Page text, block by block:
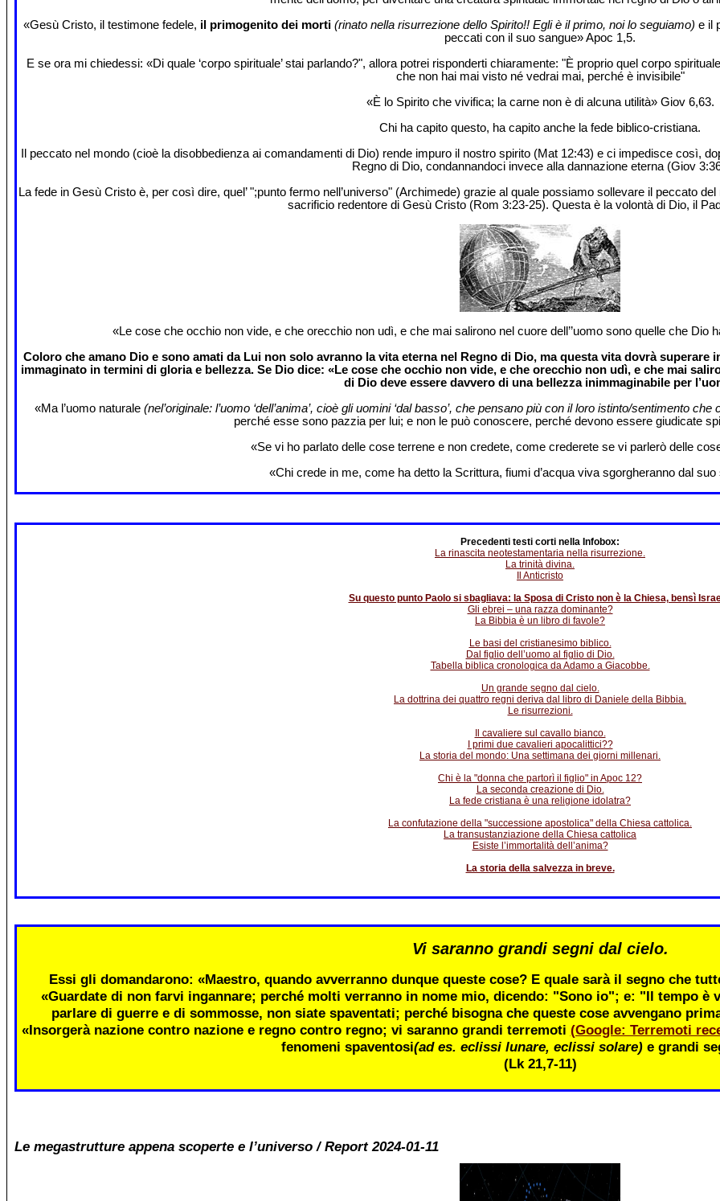
«Gesù Cristo, il testimone fedele, il primogenito dei morti(rinato nella risurrezione dello Spirito!! Egli è il primo, noi lo seguiamo) e il
peccati con il suo sangue» Apoc 1,5.
E se ora mi chiedessi: «Di quale ‘corpo spirituale’ stai parlando?", allora potrei risponderti chiaramente: "È proprio quel corpo
che non hai mai visto né vedrai mai, perché è invisibile"
«È lo Spirito che vivifica; la carne non è di alcuna utilità» Giov 6,63.
Chi ha capito questo, ha capito anche la fede biblico-cristiana.
Il peccato nel mondo (cioè la disobbedienza ai comandamenti di Dio) rende impuro il nostro spirito (Mat 12:43) e ci impedisce così,
Regno di Dio, condannandoci invece alla dannazione eterna (Giov
La fede in Gesù Cristo è, per così dire, quel’ ";punto fermo nell’universo" (Archimede) grazie al quale possiamo sollevare il peccato
sacrificio redentore di Gesù Cristo (Rom 3:23-25). Questa è la volontà di Dio, il
«Le cose che occhio non vide, e che orecchio non udì, e che mai salirono nel cuore dell’’uomo sono quelle che Dio
Coloro che amano Dio e sono amati da Lui non solo avranno la vita eterna nel Regno di Dio, ma questa vita dovrà
immaginato in termini di gloria e bellezza. Se Dio dice: «Le cose che occhio non vide, e che orecchio non udì, e che mai
di Dio deve essere davvero di una bellezza inimmaginabile per
«Ma l’uomo naturale (nel’originale: l’uomo ‘dell’anima’, cioè gli uomini ‘dal basso’, che pensano più con il loro istinto/sentimento
perché esse sono pazzia per lui; e non le può conoscere, perché devono essere giudicate
«Se vi ho parlato delle cose terrene e non credete, come crederete se vi parlerò delle
«Chi crede in me, come ha detto la Scrittura, fiumi d’acqua viva sgorgheranno dal
Precedenti testi corti nella Infobox:
La rinascita neotestamentaria nella risurrezione.
La trinità divina.
Il Anticristo
Su questo punto Paolo si sbagliava: la Sposa di Cristo non è la Chiesa, bensì
Gli ebrei – una razza dominante?
La Bibbia è un libro di favole?
Le basi del cristianesimo biblico.
Dal figlio dell’uomo al figlio di Dio.
Tabella biblica cronologica da Adamo a Giacobbe.
Un grande segno dal cielo.
La dottrina dei quattro regni deriva dal libro di Daniele della Bibbia.
Le risurrezioni.
Il cavaliere sul cavallo bianco.
I primi due cavalieri apocalittici??
La storia del mondo: Una settimana dei giorni millenari.
Chi è la "donna che partorì il figlio" in Apoc 12?
La seconda creazione di Dio.
La fede cristiana è una religione idolatra?
La confutazione della "successione apostolica" della Chiesa cattolica.
La transustanziazione della Chiesa cattolica
Esiste l’immortalità dell’anima?
La storia della salvezza in breve.
Vi saranno grandi segni dal cielo.
Essi gli domandarono: «Maestro, quando avverranno dunque queste cose? E quale sarà il segno che
«Guardate di non farvi ingannare; perché molti verranno in nome mio, dicendo: "Sono io"; e: "Il tempo è
parlare di guerre e di sommosse, non siate spaventati; perché bisogna che queste cose avvengano
«Insorgerà nazione contro nazione e regno contro regno; vi saranno grandi terremoti (Google: Terremoti
fenomeni spaventosi(ad es. eclissi lunare, eclissi solare) e grandi
(Lk 21,7-11)
Le megastrutture appena scoperte e l’universo / Report 2024-01-11